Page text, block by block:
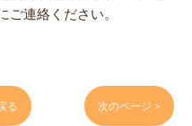
連絡ください。
る 次のページ >